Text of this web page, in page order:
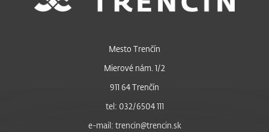
Mesto Trenčín
Mierové nám. 1/2
911 64 Trenčín
tel: 032/6504 111
e-mail: trencin@trencin.sk